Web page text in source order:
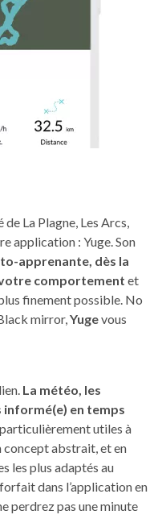
La Plagne, Les Arcs,
application : Yuge. Son
apprenante, dès la
comportement et
finement possible. No
mirror,Yugevous
La météo, les
en temps
utiles à
concept abstrait, et en
les plus adaptés au
dans l’application en
perdrez pas une minute